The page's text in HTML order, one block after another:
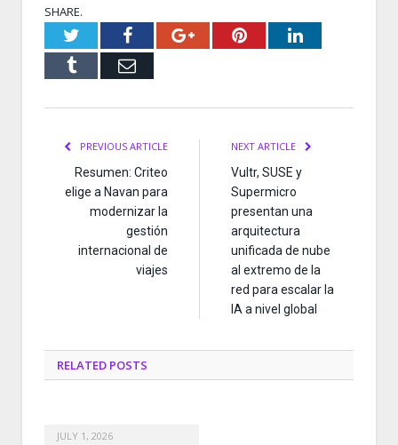
SHARE.
TwitterFacebookGoogle+PinterestLinkedIn
Tumblr Email
PREVIOUS ARTICLE
Resumen: Criteo
elige a Navan para
modernizar la
gestión
internacional de
viajes
NEXT ARTICLE
Vultr, SUSE y
Supermicro
presentan una
arquitectura
unificada de nube
al extremo de la
red para escalar la
IA a nivel global
RELATED POSTS
JULY 1, 2026